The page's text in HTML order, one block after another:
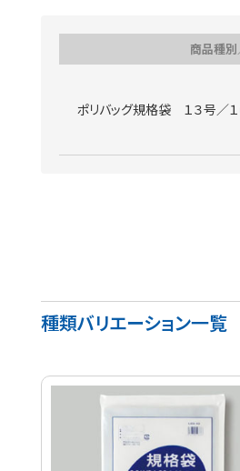
商品種
ポリバッグ規格袋 １３号／１
種類バリエーション一覧